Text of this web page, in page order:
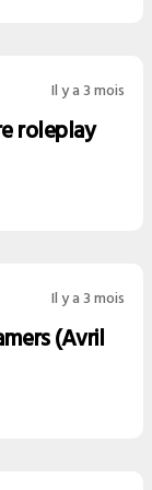
Il y a 3 mois
roleplay
Il y a 3 mois
(Avril